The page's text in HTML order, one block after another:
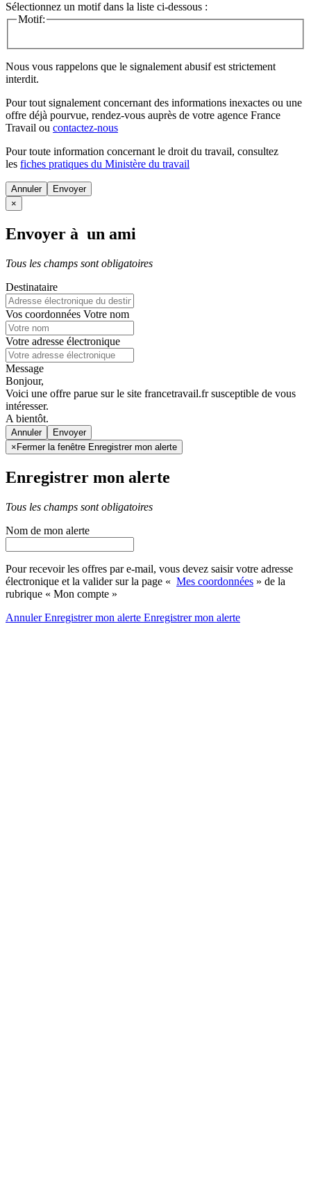
Sélectionnez un motif dans la liste ci-dessous :
Motif:
Nous vous rappelons que le signalement abusif est strictement
interdit.
Pour tout signalement concernant des informations inexactes ou une
offre déjà pourvue, rendez-vous auprès de votre agence France
Travail ou contactez-nous
Pour toute information concernant le droit du travail, consultez
les fiches pratiques du Ministère du travail
Annuler
×
Envoyer à un ami
Tous les champs sont obligatoires
Destinataire
Vos coordonnées Votre nom
Votre adresse électronique
Message
Bonjour,
Voici une offre parue sur le site francetravail.fr susceptible de vous
intéresser.
A bientôt.
Annuler
× Fermer la fenêtre Enregistrer mon alerte
Enregistrer mon alerte
Tous les champs sont obligatoires
Nom de mon alerte
Pour recevoir les offres par e-mail, vous devez saisir votre adresse
électronique et la valider sur la page « Mes coordonnées » de la
rubrique « Mon compte »
AnnulerEnregistrer mon alerte Enregistrermon alerte